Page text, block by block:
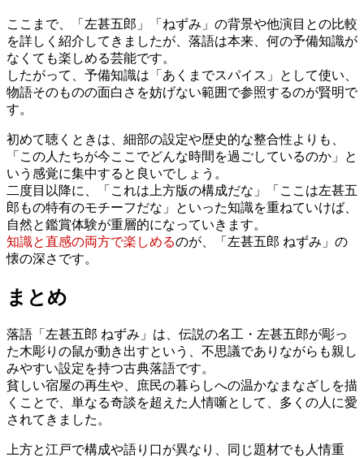
ここまで、「左甚五郎」「ねずみ」の背景や他演目との比較
を詳しく紹介してきましたが、落語は本来、何の予備知識が
なくても楽しめる芸能です。
したがって、予備知識は「あくまでスパイス」として使い、
物語そのものの面白さを妨げない範囲で参照するのが賢明で
す。
初めて聴くときは、細部の設定や歴史的な整合性よりも、
「この人たちが今ここでどんな時間を過ごしているのか」と
いう感覚に集中すると良いでしょう。
二度目以降に、「これは上方版の構成だな」「ここは左甚五
郎もの特有のモチーフだな」といった知識を重ねていけば、
自然と鑑賞体験が重層的になっていきます。
知識と直感の両方で楽しめるのが、「左甚五郎 ねずみ」の
懐の深さです。
まとめ
落語「左甚五郎 ねずみ」は、伝説の名工・左甚五郎が彫っ
た木彫りの鼠が動き出すという、不思議でありながらも親し
みやすい設定を持つ古典落語です。
貧しい宿屋の再生や、庶民の暮らしへの温かなまなざしを描
くことで、単なる奇談を超えた人情噺として、多くの人に愛
されてきました。
上方と江戸で構成や語り口が異なり、同じ題材でも人情重